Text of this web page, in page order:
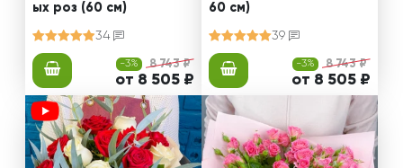
ых роз (60 см)
34
-3% 8 743 ₽
от 8 505 ₽
60 см)
39
-3% 8 743 ₽
от 8 505 ₽